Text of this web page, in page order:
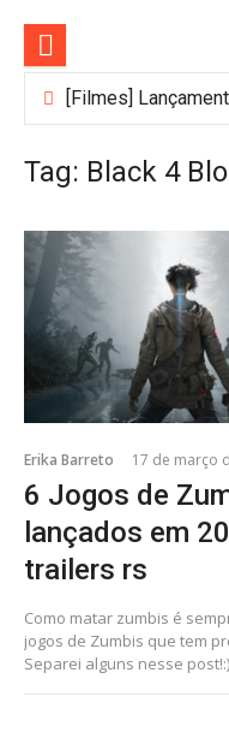
conteúdo
Tag: Black 4
Erika Barreto 17 de março
6 Jogos de
lançados em
trailers rs
Como matar zumbis é
jogos de Zumbis que tem
Separei alguns nesse